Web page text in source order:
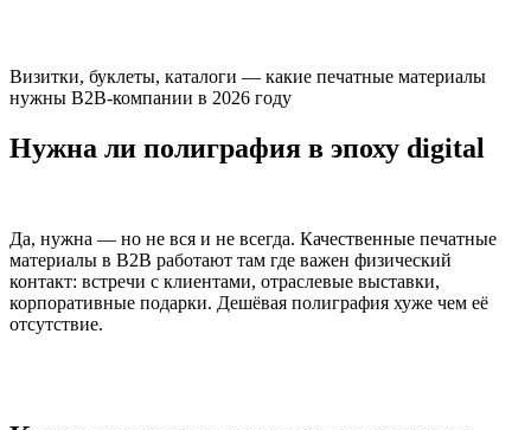
Визитки, буклеты, каталоги — какие печатные материалы
нужны B2B-компании в 2026 году
Нужна ли полиграфия в эпоху digital
Да, нужна — но не вся и не всегда. Качественные печатные
материалы в B2B работают там где важен физический
контакт: встречи с клиентами, отраслевые выставки,
корпоративные подарки. Дешёвая полиграфия хуже чем её
отсутствие.